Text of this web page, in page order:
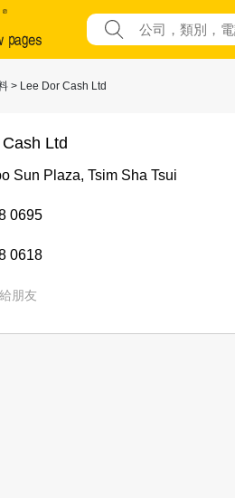
> Lee Dor Cash Ltd
Ltd
Sun Plaza, Tsim Sha Tsui
0695
0618
朋友